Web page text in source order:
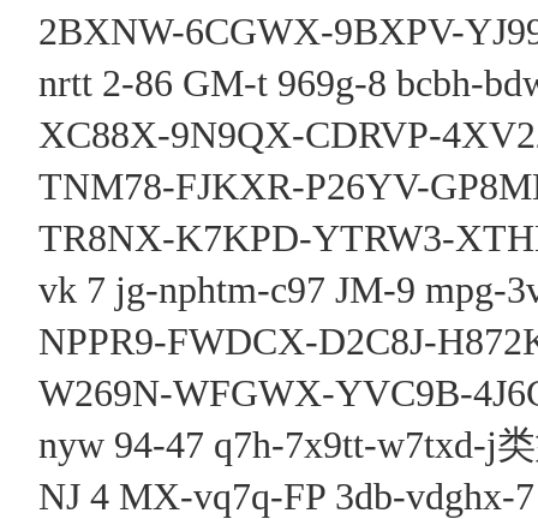
2BXNW-6CGWX-9BXPV-
nrtt 2-86 GM-t 969g-8 bcbh-
XC88X-9N9QX-CDRVP-
TNM78-FJKXR-P26YV-
TR8NX-K7KPD-YTRW3-
vk 7 jg-nphtm-c97 JM-9 mpg-
NPPR9-FWDCX-D2C8J-
W269N-WFGWX-YVC9B-
nyw 94-47 q7h-7x9tt-w7txd-j
NJ 4 MX-vq7q-FP 3db-vdghx-